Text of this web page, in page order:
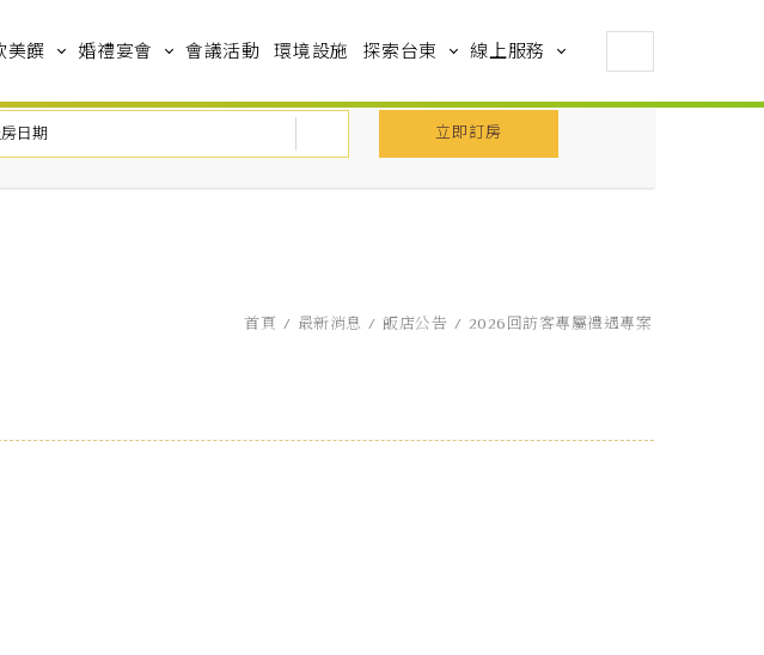
美饌 婚禮宴會 會議活動 環境設施 探索台東 線上服務
立即訂房
首頁 最新消息 飯店公告 2026回訪客專屬禮遇專案